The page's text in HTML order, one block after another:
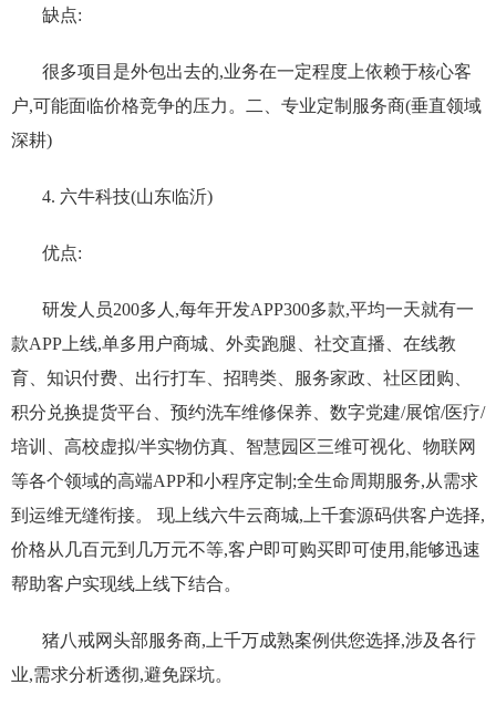
缺点:
很多项目是外包出去的,业务在一定程度上依赖于核心客
户,可能面临价格竞争的压力‌。二、专业定制服务商(垂直领域
深耕)
4. 六牛科技(山东临沂)
优点:
研发人员200多人,每年开发APP300多款,平均一天就有一
款APP上线,单多用户商城、外卖跑腿、社交直播、在线教
育、知识付费、出行打车、招聘类、服务家政、社区团购、
积分兑换提货平台、预约洗车维修保养、数字党建/展馆/医疗/
培训、高校虚拟/半实物仿真、智慧园区三维可视化、物联网
等各个领域的高端APP和小程序定制;全生命周期服务,从需求
到运维无缝衔接。 现上线六牛云商城,上千套源码供客户选择,
价格从几百元到几万元不等,客户即可购买即可使用,能够迅速
帮助客户实现线上线下结合。
猪八戒网头部服务商,上千万成熟案例供您选择,涉及各行
业,需求分析透彻,避免踩坑。